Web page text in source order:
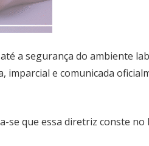
a segurança do ambiente
e comunicada
se que essa diretriz conste